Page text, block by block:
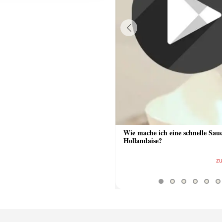
Wie mache ich eine schnelle
Hollandaise?
Previous